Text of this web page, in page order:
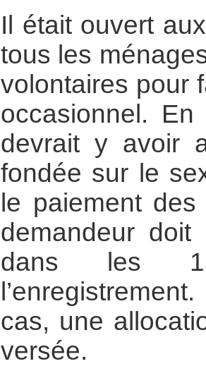
Il était ouvert
tous les
volontaires pour
occasionnel.
devrait y avoir
fondée sur le
le paiement
demandeur
dans les
cas, une
versée.